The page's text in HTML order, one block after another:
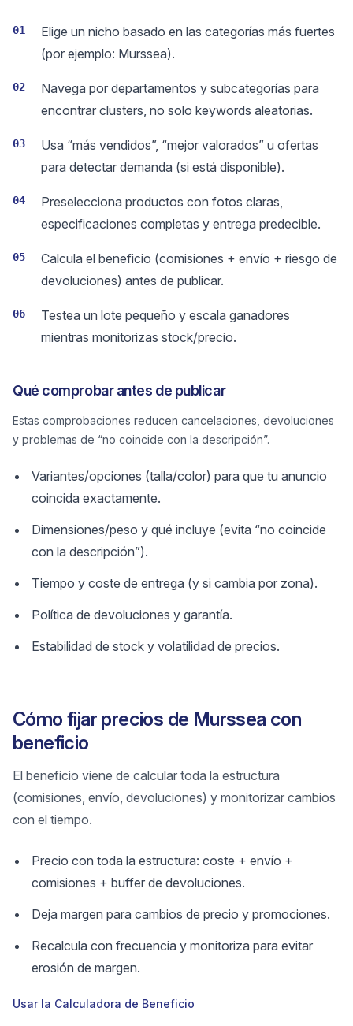
01
Elige un nicho basado en las categorías más fuertes
(por ejemplo: Murssea).
02
Navega por departamentos y subcategorías para
encontrar clusters, no solo keywords aleatorias.
03
Usa “más vendidos”, “mejor valorados” u ofertas
para detectar demanda (si está disponible).
04
Preselecciona productos con fotos claras,
especificaciones completas y entrega predecible.
05
Calcula el beneficio (comisiones + envío + riesgo de
devoluciones) antes de publicar.
06
Testea un lote pequeño y escala ganadores
mientras monitorizas stock/precio.
Qué comprobar antes de publicar
Estas comprobaciones reducen cancelaciones, devoluciones
y problemas de “no coincide con la descripción”.
Variantes/opciones (talla/color) para que tu anuncio
coincida exactamente.
Dimensiones/peso y qué incluye (evita “no coincide
con la descripción”).
Tiempo y coste de entrega (y si cambia por zona).
Política de devoluciones y garantía.
Estabilidad de stock y volatilidad de precios.
Cómo fijar precios de Murssea con
beneficio
El beneficio viene de calcular toda la estructura
(comisiones, envío, devoluciones) y monitorizar cambios
con el tiempo.
Precio con toda la estructura: coste + envío +
comisiones + buffer de devoluciones.
Deja margen para cambios de precio y promociones.
Recalcula con frecuencia y monitoriza para evitar
erosión de margen.
Usar la Calculadora de Beneficio